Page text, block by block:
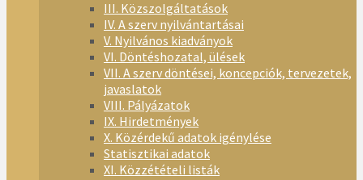
III. Közszolgáltatások
IV. A szerv nyilvántartásai
V. Nyilvános kiadványok
VI. Döntéshozatal, ülések
VII. A szerv döntései, koncepciók, tervezetek,
javaslatok
VIII. Pályázatok
IX. Hirdetmények
X. Közérdekű adatok igénylése
Statisztikai adatok
XI. Közzétételi listák